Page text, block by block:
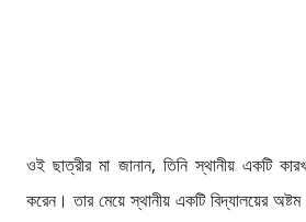
ওই ছাত্রীর মা জানান, তিনি স্থানীয় একটি
করেন। তার মেয়ে স্থানীয় একটি বিদ্যালয়ের অষ্টম